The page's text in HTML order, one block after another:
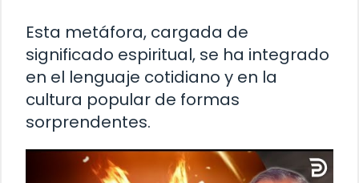
Esta metáfora, cargada de
significado espiritual, se ha integrado
en el lenguaje cotidiano y en la
cultura popular de formas
sorprendentes.